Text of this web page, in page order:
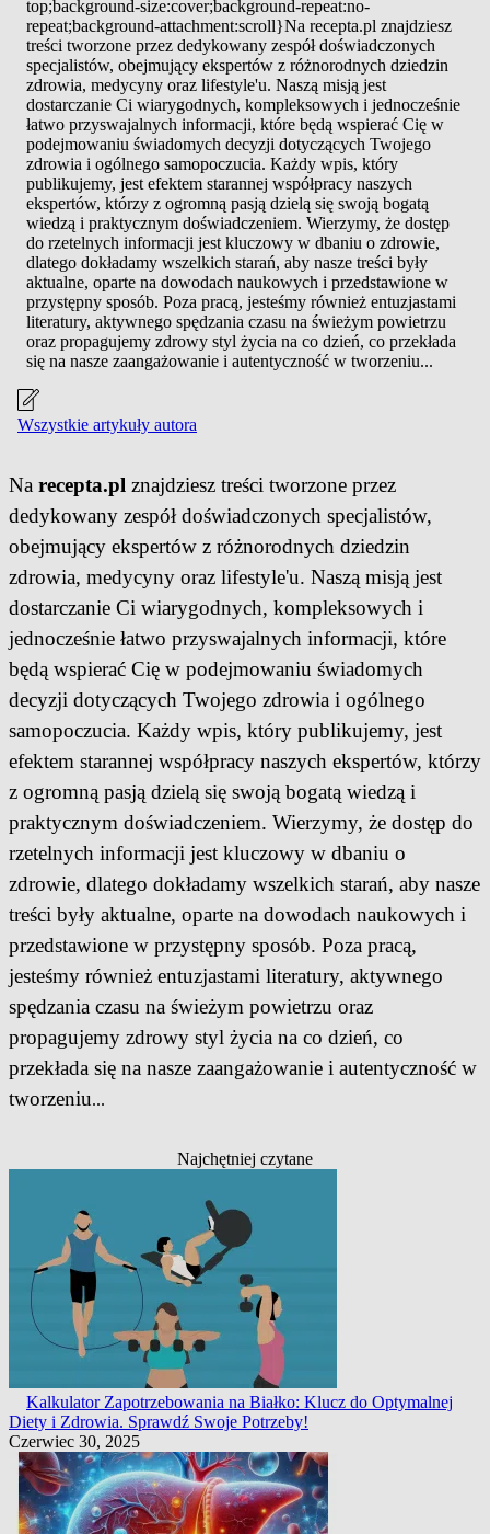
top;background-size:cover;background-repeat:no-
repeat;background-attachment:scroll}Na recepta.pl znajdziesz
treści tworzone przez dedykowany zespół doświadczonych
specjalistów, obejmujący ekspertów z różnorodnych dziedzin
zdrowia, medycyny oraz lifestyle'u. Naszą misją jest
dostarczanie Ci wiarygodnych, kompleksowych i jednocześnie
łatwo przyswajalnych informacji, które będą wspierać Cię w
podejmowaniu świadomych decyzji dotyczących Twojego
zdrowia i ogólnego samopoczucia. Każdy wpis, który
publikujemy, jest efektem starannej współpracy naszych
ekspertów, którzy z ogromną pasją dzielą się swoją bogatą
wiedzą i praktycznym doświadczeniem. Wierzymy, że dostęp
do rzetelnych informacji jest kluczowy w dbaniu o zdrowie,
dlatego dokładamy wszelkich starań, aby nasze treści były
aktualne, oparte na dowodach naukowych i przedstawione w
przystępny sposób. Poza pracą, jesteśmy również entuzjastami
literatury, aktywnego spędzania czasu na świeżym powietrzu
oraz propagujemy zdrowy styl życia na co dzień, co przekłada
się na nasze zaangażowanie i autentyczność w tworzeniu...
Wszystkie artykuły autora
Na recepta.pl znajdziesz treści tworzone przez
dedykowany zespół doświadczonych specjalistów,
obejmujący ekspertów z różnorodnych dziedzin
zdrowia, medycyny oraz lifestyle'u. Naszą misją jest
dostarczanie Ci wiarygodnych, kompleksowych i
jednocześnie łatwo przyswajalnych informacji, które
będą wspierać Cię w podejmowaniu świadomych
decyzji dotyczących Twojego zdrowia i ogólnego
samopoczucia. Każdy wpis, który publikujemy, jest
efektem starannej współpracy naszych ekspertów, którzy
z ogromną pasją dzielą się swoją bogatą wiedzą i
praktycznym doświadczeniem. Wierzymy, że dostęp do
rzetelnych informacji jest kluczowy w dbaniu o
zdrowie, dlatego dokładamy wszelkich starań, aby nasze
treści były aktualne, oparte na dowodach naukowych i
przedstawione w przystępny sposób. Poza pracą,
jesteśmy również entuzjastami literatury, aktywnego
spędzania czasu na świeżym powietrzu oraz
propagujemy zdrowy styl życia na co dzień, co
przekłada się na nasze zaangażowanie i autentyczność w
tworzeniu...
Najchętniej czytane
Kalkulator Zapotrzebowania na Białko: Klucz do Optymalnej
Diety i Zdrowia. Sprawdź Swoje Potrzeby!
Czerwiec 30, 2025